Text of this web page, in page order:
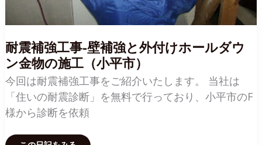
床
房、
防
犯
ペ
ア
ガ
ラ
ス
な
ど
取
耐震補強工事-壁補強と外付けホールダウ
ン金物の施工（小平市）
今回は耐震補強工事をご紹介いたします。 当社は
「住いの耐震診断」を無料で行っており、小平市のF
様から診断を依頼